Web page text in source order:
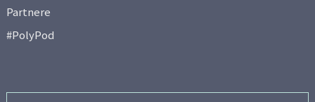
Partnere
#PolyPod